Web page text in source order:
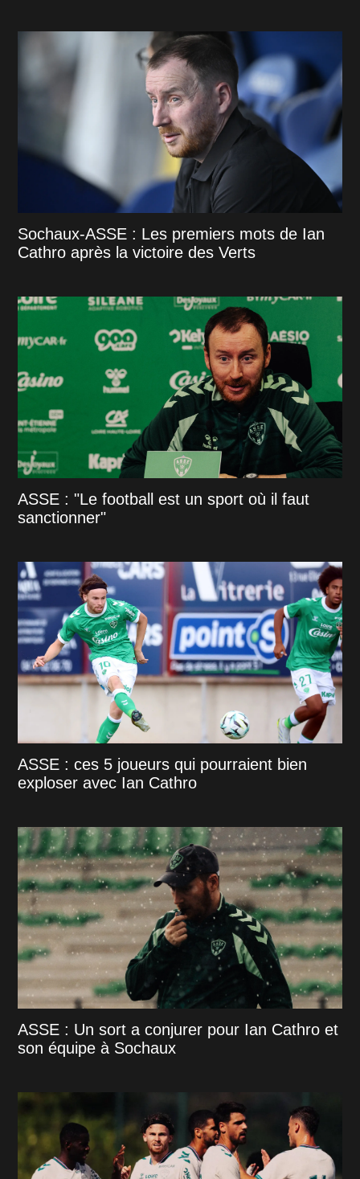
Sochaux-ASSE : Les premiers mots de Ian
Cathro après la victoire des Verts
ASSE : "Le football est un sport où il faut
sanctionner"
ASSE : ces 5 joueurs qui pourraient bien
exploser avec Ian Cathro
ASSE : Un sort a conjurer pour Ian Cathro et
son équipe à Sochaux